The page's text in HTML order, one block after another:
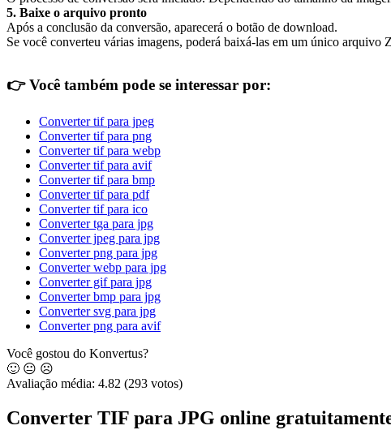
5. Baixe o arquivo pronto
Após a conclusão da conversão, aparecerá o botão de download.
Se você converteu várias imagens, poderá baixá-las em um único arquivo
👉Você também pode se interessar por:
Converter tif para jpeg
Converter tif para png
Converter tif para webp
Converter tif para avif
Converter tif para bmp
Converter tif para pdf
Converter tif para ico
Converter tga para jpg
Converter jpeg para jpg
Converter png para jpg
Converter webp para jpg
Converter gif para jpg
Converter bmp para jpg
Converter svg para jpg
Converter png para avif
Você gostou do Konvertus?
🙂 😐 ☹️
Avaliação média: 4.82 (293 votos)
Converter TIF para JPG online